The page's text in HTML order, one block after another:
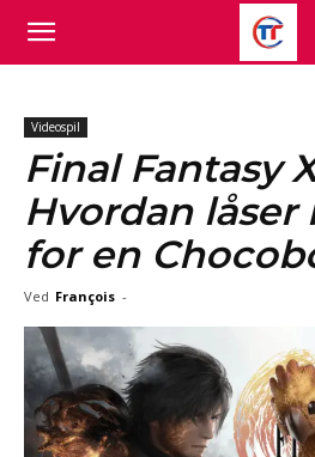
Videospil
Final Fantasy
Hvordan låser
for en
Ved François -